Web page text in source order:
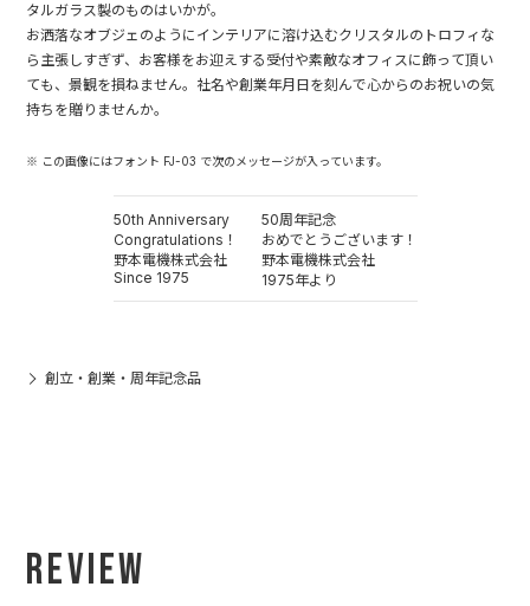
タルガラス製のものはいかが。
お洒落なオブジェのようにインテリアに溶け込むクリスタルのトロフィな
ら主張しすぎず、お客様をお迎えする受付や素敵なオフィスに飾って頂い
ても、景観を損ねません。社名や創業年月日を刻んで心からのお祝いの気
持ちを贈りませんか。
※ この画像にはフォント FJ-03 で次のメッセージが入っています。
50th Anniversary
Congratulations！
野本電機株式会社
Since 1975
50周年記念
おめでとうございます！
野本電機株式会社
1975年より
創立・創業・周年記念品
Review